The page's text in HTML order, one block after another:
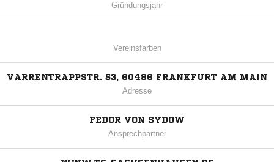
Gründungsjahr
Vereinsfarben
VARRENTRAPPSTR. 53, 60486 FRANKFURT AM MAIN
Adresse
FEDOR VON SYDOW
Ansprechpartner